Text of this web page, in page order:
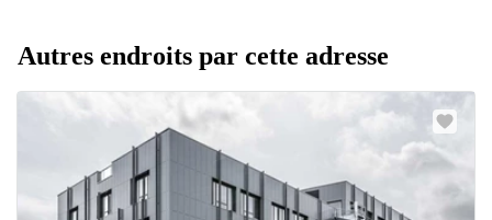
Autres endroits par cette adresse